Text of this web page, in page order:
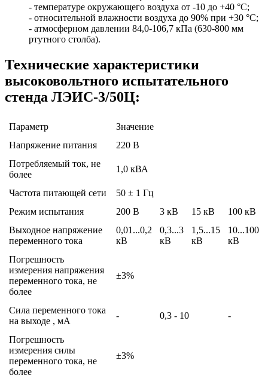
- температуре окружающего воздуха от -10 до +40 °C;
- относительной влажности воздуха до 90% при +30 °C;
- атмосферном давлении 84,0-106,7 кПа (630-800 мм
ртутного столба).
Технические характеристики
высоковольтного испытательного
стенда ЛЭИС-3/50Ц:
Параметр
Значение
Напряжение питания
220 В
Потребляемый ток, не
более
1,0 кВА
Частота питающей сети
50 ± 1 Гц
Режим испытания
200 В 3 кВ 15 кВ
100 кВ
Выходное напряжение
переменного тока
0,01...0,2
кВ
0,3...3
кВ
1,5...15
кВ
10...100
кВ
Погрешность
измерения напряжения
переменного тока, не
более
±3%
Сила переменного тока
на выходе , мА
- 0,3 - 10 -
Погрешность
измерения силы
переменного тока, не
более
±3%